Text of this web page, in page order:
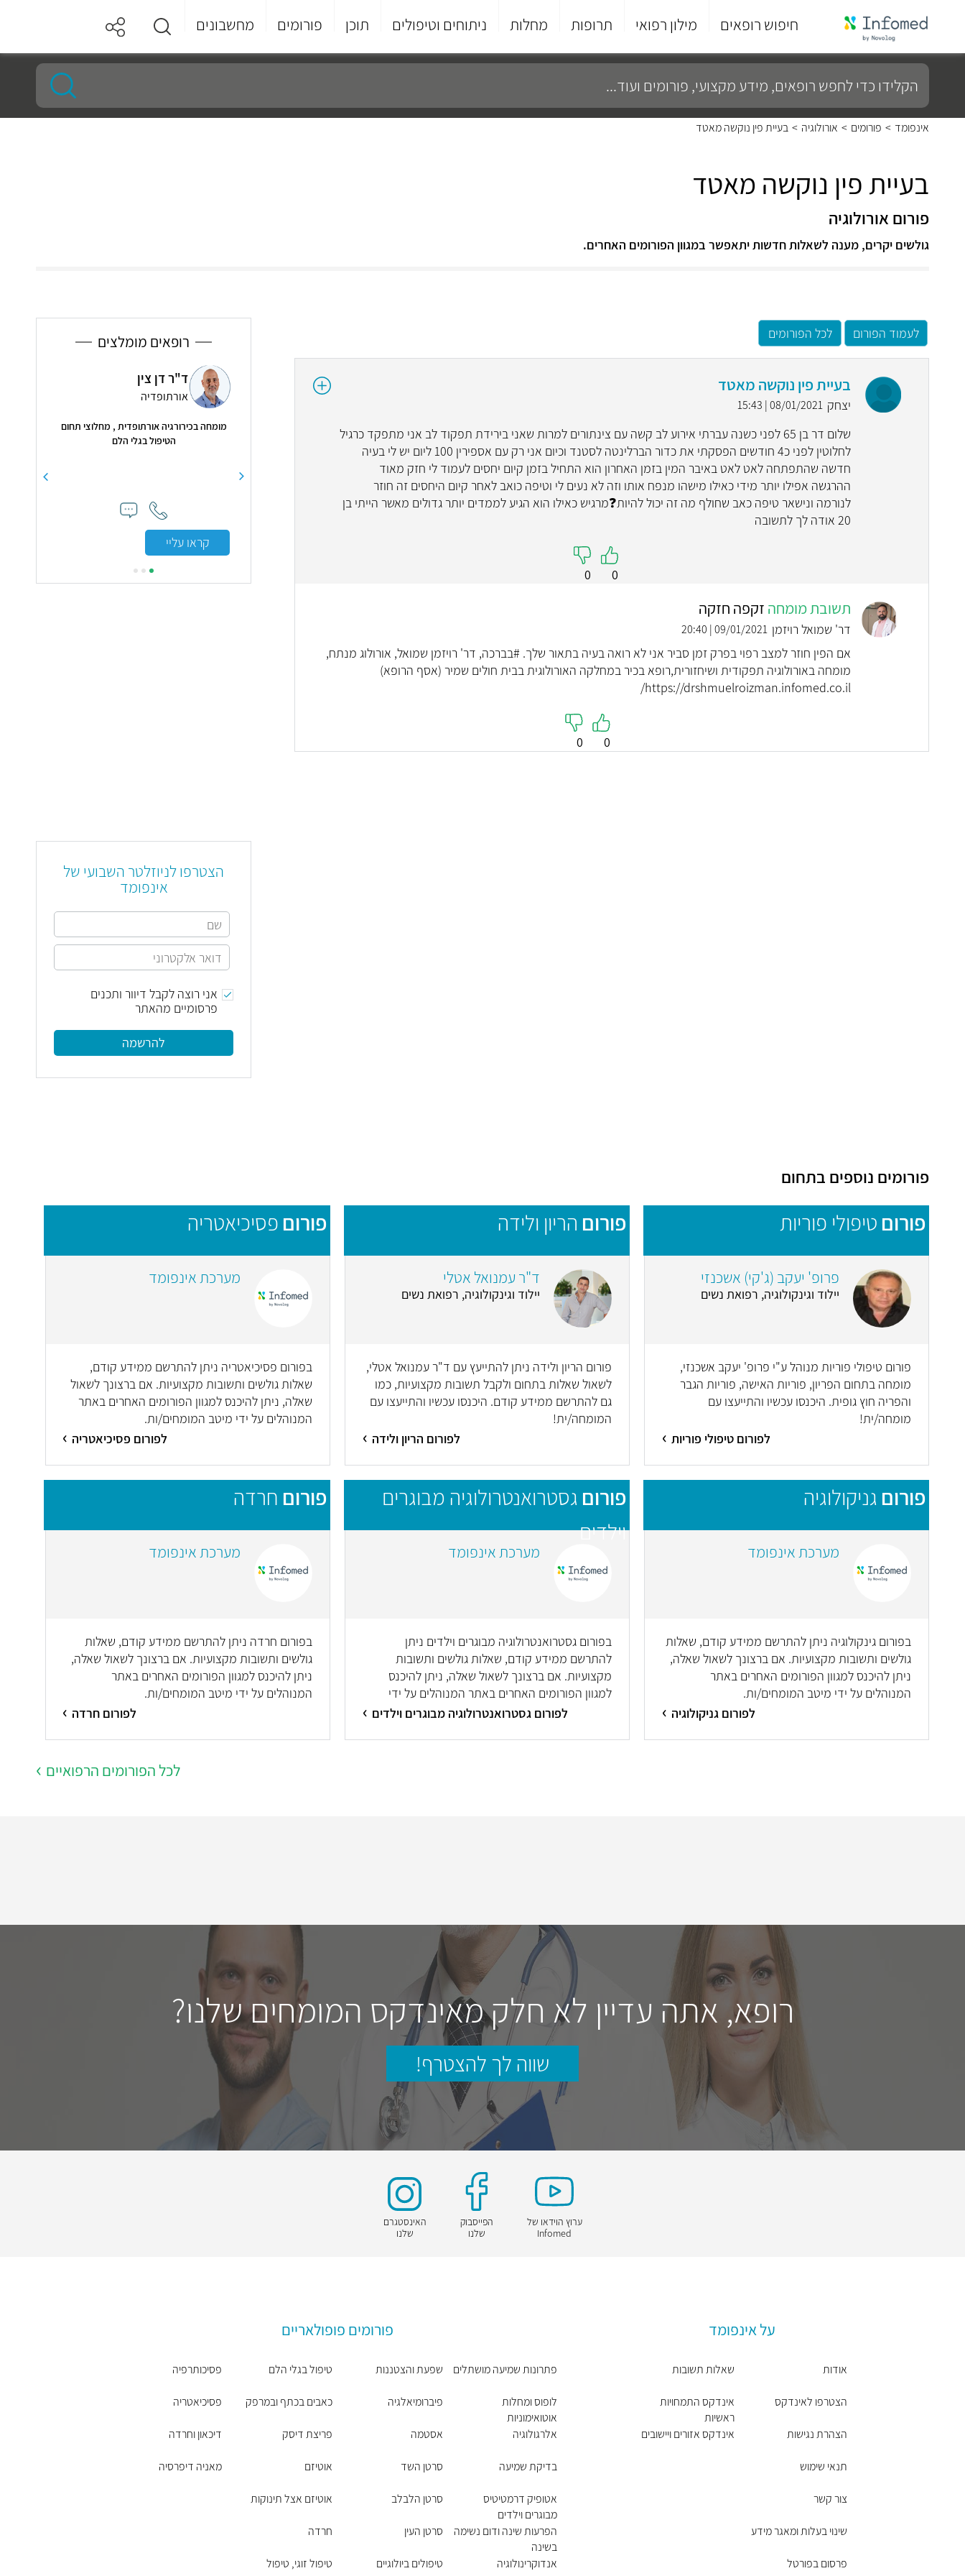
חיפוש רופאים מילון רפואי תרופות מחלות ניתוחים וטיפולים תוכן פורומים מחשבונים
סוף
התפריט
הקלידו
כדי
לחפש
רופאים,
מידע
מקצועי,
אינפומד > פורומים > אורולוגיה > בעיית פין נוקשה מאטד
בעיית פין נוקשה מאטד
פורום אורולוגיה
גולשים יקרים, מענה לשאלות חדשות יתאפשר במגוון הפורומים האחרים.
לעמוד הפורום לכל הפורומים
בעיית פין נוקשה מאטד
יצחק 08/01/2021 | 15:43
שלום דר בן 65 לפני כשנה עברתי אירוע לב קשה עם צינתורים למרות שאני בירידת תפקוד לב אני מתפקד כרגיל
לחלוטין לפני כ4 חודשים הפסקתי את כדור הברלינטה לסטנד וכיום אני רק עם אספירין 100 ליום יש לי בעיה
חדשה שהתפתחה לאט לאט באיבר המין בזמן האחרון הוא התחיל בזמן קיום יחסים לעמוד לי חזק מאוד
ההרגשה אפילו יותר מידי כאילו מישהו מנפח אותו וזה לא נעים לי וטיפה כואב לאחר קיום היחסים זה חוזר
לנורמה ונישאר טיפה כאב שחולף מה זה יכול להיות❓מרגיש כאילו הוא הגיע לממדים יותר גדולים מאשר הייתי בן
20 אודה לך לתשובה
0
0
תשובת מומחה זקפה חזקה
דר' שמואל רויזמן 09/01/2021 | 20:40
אם הפין חוזר למצב רפוי בפרק זמן סביר אני לא רואה בעיה בתאור שלך. #בברכה, דר' רויזמן שמואל, אורולוג מנתח,
מומחה באורולוגיה תפקודית ושיחזורית,רופא בכיר במחלקה האורולוגית בבית חולים שמיר (אסף הרופא)
https://drshmuelroizman.infomed.co.il/
0
0
רופאים מומלצים
4.9 ( 19 חוות דעת )
"דוקטור עמית דרווין רופא מצוין נעים רגיש
ואכפתי קשוב איין הרבה כמוהו"
ד"ר דן צין
אורתופדיה
מומחה בכירורגיה אורתופדית , מחלוצי תחום
ד"ר אסנת שטרייכמן
ריאות
מומחית לרפואה פנימית ומחלות ריאה, מנהלת
השירות להשתלות ריאה - מרכז רפואי רבין
קראו עליי
הצטרפו לניוזלטר השבועי של
אינפומד
אני רוצה לקבל דיוור ותכנים
פרסומיים מהאתר
להרשמה
פורומים נוספים בתחום
פורום טיפולי פוריות
פרופ' יעקב (ג'קי) אשכנזי
יילוד וגינקולוגיה, רפואת נשים
פורום טיפולי פוריות מנוהל ע"י פרופ' יעקב אשכנזי,
מומחה בתחום הפריון, פוריות האישה, פוריות הגבר
והפריה חוץ גופית. היכנסו עכשיו והתייעצו עם
מומחה/ית!
לפורום טיפולי פוריות
פורום הריון ולידה
ד"ר עמנואל אטלי
יילוד וגינקולוגיה, רפואת נשים
פורום הריון ולידה ניתן להתייעץ עם ד"ר עמנואל אטלי,
לשאול שאלות בתחום ולקבל תשובות מקצועיות, כמו
גם להתרשם ממידע קודם. היכנסו עכשיו והתייעצו עם
המומחה/ית!
לפורום הריון ולידה
פורום פסיכיאטריה
מערכת אינפומד
בפורום פסיכיאטריה ניתן להתרשם ממידע קודם,
שאלות גולשים ותשובות מקצועיות. אם ברצונך לשאול
שאלה, ניתן להיכנס למגוון הפורומים האחרים באתר
המנוהלים על ידי מיטב המומחים/ות.
לפורום פסיכיאטריה
פורום גניקולוגיה
מערכת אינפומד
בפורום גינקולוגיה ניתן להתרשם ממידע קודם, שאלות
גולשים ותשובות מקצועיות. אם ברצונך לשאול שאלה,
ניתן להיכנס למגוון הפורומים האחרים באתר
המנוהלים על ידי מיטב המומחים/ות.
לפורום גניקולוגיה
פורום גסטרואנטרולוגיה מבוגרים
וילדים
מערכת אינפומד
בפורום גסטרואנטרולוגיה מבוגרים וילדים ניתן
להתרשם ממידע קודם, שאלות גולשים ותשובות
מקצועיות. אם ברצונך לשאול שאלה, ניתן להיכנס
למגוון הפורומים האחרים באתר המנוהלים על ידי
מיטב המומחים/ות.
לפורום גסטרואנטרולוגיה מבוגרים וילדים
פורום חרדה
מערכת אינפומד
בפורום חרדה ניתן להתרשם ממידע קודם, שאלות
גולשים ותשובות מקצועיות. אם ברצונך לשאול שאלה,
ניתן להיכנס למגוון הפורומים האחרים באתר
המנוהלים על ידי מיטב המומחים/ות.
לפורום חרדה
לכל הפורומים הרפואיים
רופא, אתה עדיין לא חלק מאינדקס המומחים שלנו?
שווה לך להצטרף!
ערוץ הוידאו של
Infomed
הפייסבוק
שלנו
האינסטגרם
שלנו
על אינפומד
אודות
הצטרפו לאינדקס
הצהרת נגישות
תנאי שימוש
צור קשר
שינוי בעלות ומאגר מידע
פרסום בפורטל
שאלות תשובות
אינדקס התמחויות
ראשיות
אינדקס אזורים ויישובים
פורומים פופולאריים
פתרונות שמיעה מושתלים
לופוס ומחלות
אוטואימוניות
אלרגולוגיה
בדיקת שמיעה
אטופיק דרמטיטיס
מבוגרים וילדים
הפרעות שינה ודום נשימה
בשינה
אנדוקרינולוגיה
שפעת והצטננות
פיברומיאלגיה
אסטמה
סרטן השד
סרטן הלבלב
סרטן העין
טיפולים ביולוגיים
טיפול בגלי הלם
כאבים בכתף ובמרפק
פריצת דיסק
אוטיזם
אוטיזם אצל תינוקות
חרדה
טיפול זוגי, טיפול
פסיכותרפיה
פסיכיאטריה
דיכאון וחרדה
מאניה דיפרסיה